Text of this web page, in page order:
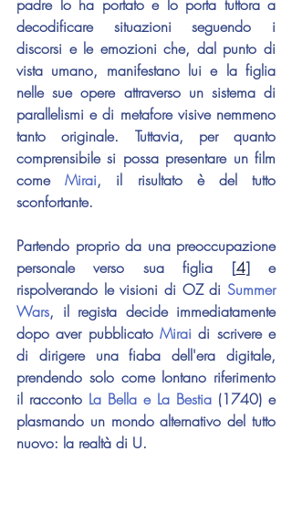
padre lo ha portato e lo porta tuttora a
decodificare situazioni seguendo i
discorsi e le emozioni che, dal punto di
vista umano, manifestano lui e la figlia
nelle sue opere attraverso un sistema di
parallelismi e di metafore visive nemmeno
tanto originale. Tuttavia, per quanto
comprensibile si possa presentare un film
come Mirai, il risultato è del tutto
sconfortante.
Partendo proprio da una preoccupazione
personale verso sua figlia [4] e
rispolverando le visioni di OZ di Summer
Wars, il regista decide immediatamente
dopo aver pubblicato Mirai di scrivere e
di dirigere una fiaba dell'era digitale,
prendendo solo come lontano riferimento
il racconto La Bella e La Bestia (1740) e
plasmando un mondo alternativo del tutto
nuovo: la realtà di U.